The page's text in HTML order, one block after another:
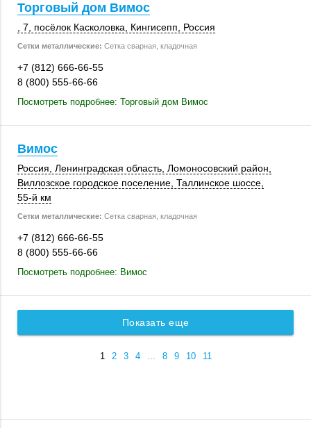
Торговый дом Вимос
, 7 посёлок Касколовка Кингисепп Россия
Сетки металлические: Сетка сварная, кладочная
+7 (812) 666-66-55
8 (800) 555-66-66
Посмотреть подробнее: Торговый дом Вимос
Вимос
Россия , Ленинградская область, Ломоносовский район
Виллозское городское поселение, Таллинское шоссе
55-й км
Сетки металлические: Сетка сварная, кладочная
+7 (812) 666-66-55
8 (800) 555-66-66
Посмотреть подробнее: Вимос
Показать еще
1 2 3 4 ... 8 9 10 11